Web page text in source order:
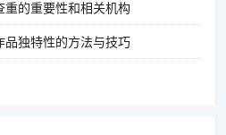
重的重要性和相关机构
品独特性的方法与技巧